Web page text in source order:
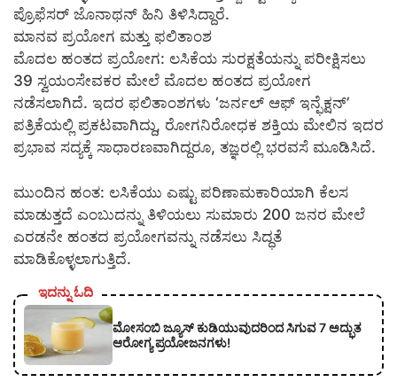
ಪ್ರೊಫೆಸರ್ ಜೊನಾಥನ್ ಹಿನಿ ತಿಳಿಸಿದ್ದಾರೆ.
ಮಾನವ ಪ್ರಯೋಗ ಮತ್ತು ಫಲಿತಾಂಶ
ಮೊದಲ ಹಂತದ ಪ್ರಯೋಗ: ಲಸಿಕೆಯ ಸುರಕ್ಷತೆಯನ್ನು ಪರೀಕ್ಷಿಸಲು
39 ಸ್ವಯಂಸೇವಕರ ಮೇಲೆ ಮೊದಲ ಹಂತದ ಪ್ರಯೋಗ
ನಡೆಸಲಾಗಿದೆ. ಇದರ ಫಲಿತಾಂಶಗಳು ‘ಜರ್ನಲ್ ಆಫ್ ಇನ್ಫೆಕ್ಷನ್’
ಪತ್ರಿಕೆಯಲ್ಲಿ ಪ್ರಕಟವಾಗಿದ್ದು, ರೋಗನಿರೋಧಕ ಶಕ್ತಿಯ ಮೇಲಿನ ಇದರ
ಪ್ರಭಾವ ಸದ್ಯಕ್ಕೆ ಸಾಧಾರಣವಾಗಿದ್ದರೂ, ತಜ್ಞರಲ್ಲಿ ಭರವಸೆ ಮೂಡಿಸಿದೆ.
ಮುಂದಿನ ಹಂತ: ಲಸಿಕೆಯು ಎಷ್ಟು ಪರಿಣಾಮಕಾರಿಯಾಗಿ ಕೆಲಸ
ಮಾಡುತ್ತದೆ ಎಂಬುದನ್ನು ತಿಳಿಯಲು ಸುಮಾರು 200 ಜನರ ಮೇಲೆ
ಎರಡನೇ ಹಂತದ ಪ್ರಯೋಗವನ್ನು ನಡೆಸಲು ಸಿದ್ಧತೆ
ಮಾಡಿಕೊಳ್ಳಲಾಗುತ್ತಿದೆ.
ಇದನ್ನು ಓದಿ
ಮೋಸಂಬಿ ಜ್ಯೂಸ್ ಕುಡಿಯುವುದರಿಂದ ಸಿಗುವ 7 ಅದ್ಭುತ
ಆರೋಗ್ಯ ಪ್ರಯೋಜನಗಳು!